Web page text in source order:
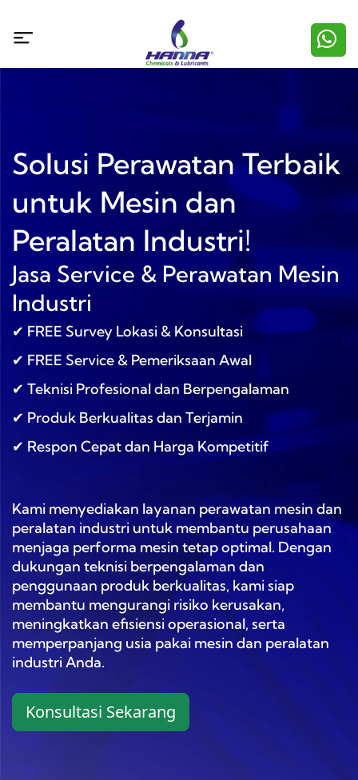
Solusi Perawatan Terbaik
untuk Mesin dan
Peralatan Industri!
Jasa Service & Perawatan Mesin
Industri
✔ FREE Survey Lokasi & Konsultasi
✔ FREE Service & Pemeriksaan Awal
✔ Teknisi Profesional dan Berpengalaman
✔ Produk Berkualitas dan Terjamin
✔ Respon Cepat dan Harga Kompetitif
Kami menyediakan layanan perawatan mesin dan
peralatan industri untuk membantu perusahaan
menjaga performa mesin tetap optimal. Dengan
dukungan teknisi berpengalaman dan
penggunaan produk berkualitas, kami siap
membantu mengurangi risiko kerusakan,
meningkatkan efisiensi operasional, serta
memperpanjang usia pakai mesin dan peralatan
industri Anda.
Konsultasi Sekarang